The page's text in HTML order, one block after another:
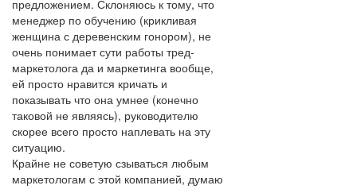
предложением. Склоняюсь к тому, что
менеджер по обучению (крикливая
женщина с деревенским гонором), не
очень понимает сути работы тред-
маркетолога да и маркетинга вообще,
ей просто нравится кричать и
показывать что она умнее (конечно
таковой не являясь), руководителю
скорее всего просто наплевать на эту
ситуацию.
Крайне не советую сзываться любым
маркетологам с этой компанией, думаю